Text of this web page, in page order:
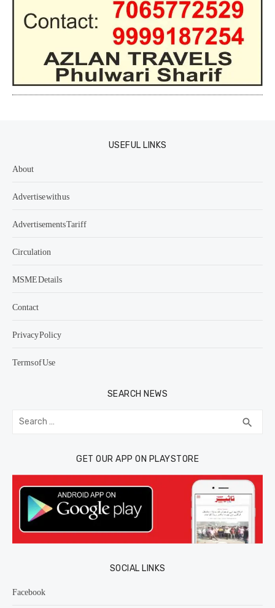
USEFUL LINKS
About
Advertise with us
Advertisements Tariff
Circulation
MSME Details
Contact
Privacy Policy
Terms of Use
SEARCH NEWS
Search
for: search
GET OUR APP ON PLAYSTORE
SOCIAL LINKS
Facebook